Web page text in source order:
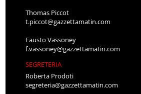
Thomas Piccot
t.piccot@gazzettamatin.com
Fausto Vassoney
f.vassoney@gazzettamatin.com
SEGRETERIA
Roberta Prodoti
segreteria@gazzettamatin.com